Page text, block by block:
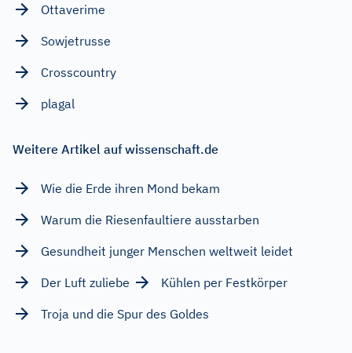
Ottaverime
Sowjetrusse
Crosscountry
plagal
Weitere Artikel auf wissenschaft.de
Wie die Erde ihren Mond bekam
Warum die Riesenfaultiere ausstarben
Gesundheit junger Menschen weltweit leidet
Der Luft zuliebe
Kühlen per Festkörper
Troja und die Spur des Goldes